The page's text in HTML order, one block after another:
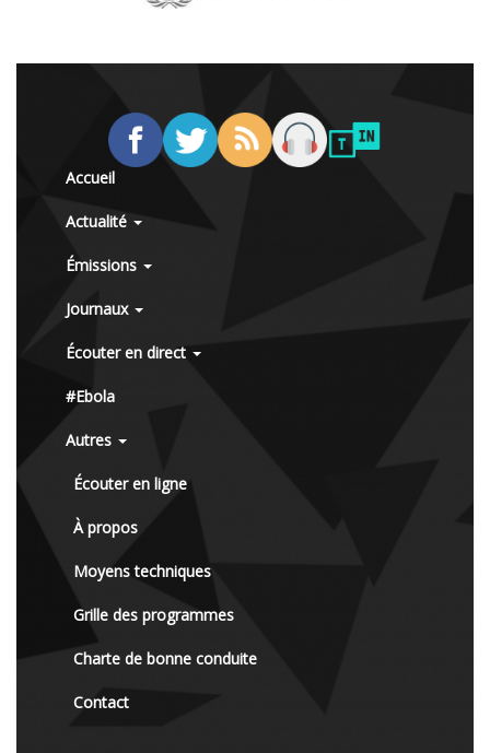
Accueil
Actualité
Émissions
Journaux
Écouter en direct
#Ebola
Autres
Écouter en ligne
À propos
Moyens techniques
Grille des programmes
Charte de bonne conduite
Contact